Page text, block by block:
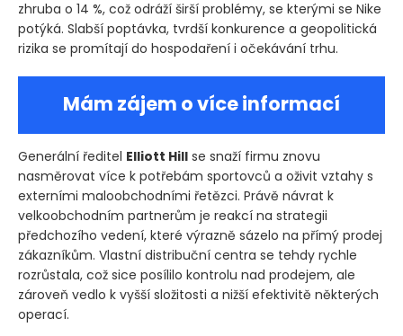
zhruba o 14 %, což odráží širší problémy, se kterými se Nike
potýká. Slabší poptávka, tvrdší konkurence a geopolitická
rizika se promítají do hospodaření i očekávání trhu.
Mám zájem o více informací
Generální ředitel Elliott Hill se snaží firmu znovu
nasměrovat více k potřebám sportovců a oživit vztahy s
externími maloobchodními řetězci. Právě návrat k
velkoobchodním partnerům je reakcí na strategii
předchozího vedení, které výrazně sázelo na přímý prodej
zákazníkům. Vlastní distribuční centra se tehdy rychle
rozrůstala, což sice posílilo kontrolu nad prodejem, ale
zároveň vedlo k vyšší složitosti a nižší efektivitě některých
operací.